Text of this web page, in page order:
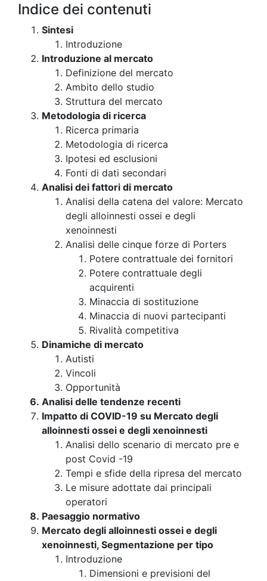
Indice dei contenuti
Sintesi
Introduzione
Introduzione al mercato
Definizione del mercato
Ambito dello studio
Struttura del mercato
Metodologia di ricerca
Ricerca primaria
Metodologia di ricerca
Ipotesi ed esclusioni
Fonti di dati secondari
Analisi dei fattori di mercato
Analisi della catena del valore: Mercato
degli alloinnesti ossei e degli
xenoinnesti
Analisi delle cinque forze di Porters
Potere contrattuale dei fornitori
Potere contrattuale degli
acquirenti
Minaccia di sostituzione
Minaccia di nuovi partecipanti
Rivalità competitiva
Dinamiche di mercato
Autisti
Vincoli
Opportunità
Analisi delle tendenze recenti
Impatto di COVID-19 su Mercato degli
alloinnesti ossei e degli xenoinnesti
Analisi dello scenario di mercato pre e
post Covid -19
Tempi e sfide della ripresa del mercato
Le misure adottate dai principali
operatori
Paesaggio normativo
Mercato degli alloinnesti ossei e degli
xenoinnesti, Segmentazione per tipo
Introduzione
Dimensioni e previsioni del